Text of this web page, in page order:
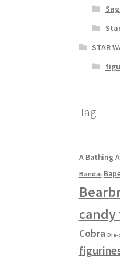
STAR
Tag
A Bathing
Bandai
candy
Cobra Die-